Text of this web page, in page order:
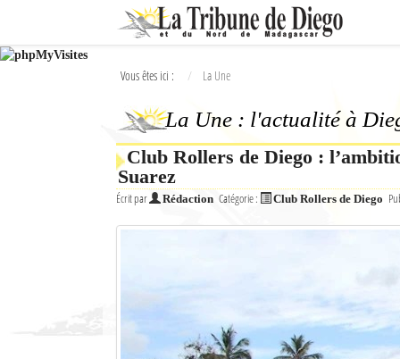
Ok
L'actualité à Diego Suarez
Vous êtes ici : La Une
La Une : l'actualité à
Club Rollers de Diego :
Suarez
Écrit par Rédaction Catégorie : Club Rollers de Diego